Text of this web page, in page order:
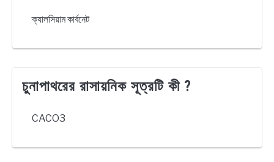
ক্যালসিয়াম কার্বনেট
চুনাপাথরের রাসায়নিক সূত্রটি কী ?
CACO3